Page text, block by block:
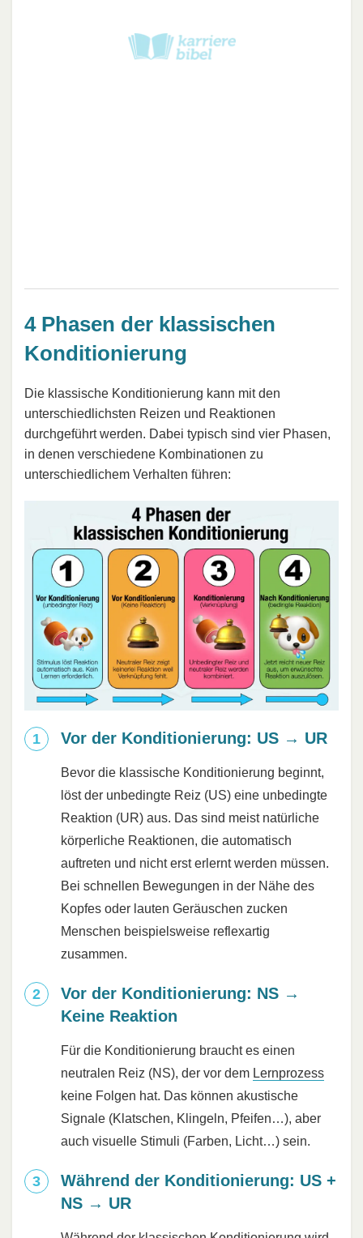
4 Phasen der klassischen
Konditionierung
Die klassische Konditionierung kann mit den
unterschiedlichsten Reizen und Reaktionen
durchgeführt werden. Dabei typisch sind vier Phasen,
in denen verschiedene Kombinationen zu
unterschiedlichem Verhalten führen:
Vor der Konditionierung: US → UR
Bevor die klassische Konditionierung beginnt,
löst der unbedingte Reiz (US) eine unbedingte
Reaktion (UR) aus. Das sind meist natürliche
körperliche Reaktionen, die automatisch
auftreten und nicht erst erlernt werden müssen.
Bei schnellen Bewegungen in der Nähe des
Kopfes oder lauten Geräuschen zucken
Menschen beispielsweise reflexartig
zusammen.
Vor der Konditionierung: NS →
Keine Reaktion
Für die Konditionierung braucht es einen
neutralen Reiz (NS), der vor dem Lernprozess
keine Folgen hat. Das können akustische
Signale (Klatschen, Klingeln, Pfeifen…), aber
auch visuelle Stimuli (Farben, Licht…) sein.
Während der Konditionierung: US +
NS → UR